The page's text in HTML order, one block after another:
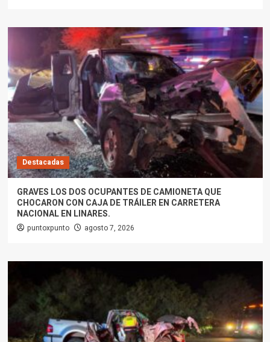
Destacadas
GRAVES LOS DOS OCUPANTES DE CAMIONETA QUE
CHOCARON CON CAJA DE TRÁILER EN CARRETERA
NACIONAL EN LINARES.
puntoxpunto agosto 7, 2026